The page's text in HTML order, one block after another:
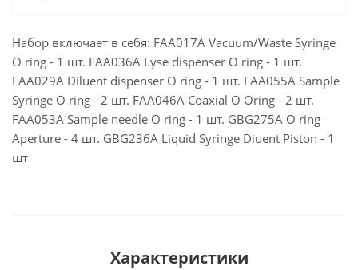
Набор включает в себя: FAA017A Vacuum/Waste Syringe
O ring - 1 шт. FAA036A Lyse dispenser O ring - 1 шт.
FAA029A Diluent dispenser O ring - 1 шт. FAA055A Sample
Syringe O ring - 2 шт. FAA046A Coaxial O Oring - 2 шт.
FAA053A Sample needle O ring - 1 шт. GBG275A O ring
Aperture - 4 шт. GBG236A Liquid Syringe Diuent Piston - 1
шт
Характеристики